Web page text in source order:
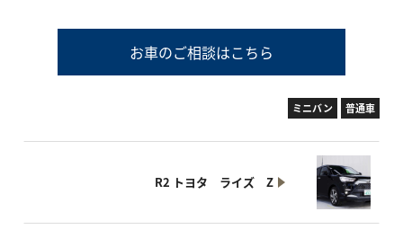
お車のご相談はこちら
ミニバン 普通車
R2 トヨタ ライズ Z